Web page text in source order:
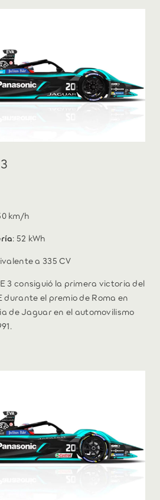
km/h
: 52 kWh
a 335 CV
3 consiguió la primera victoria del
durante el premio de Roma en
de Jaguar en el automovilismo